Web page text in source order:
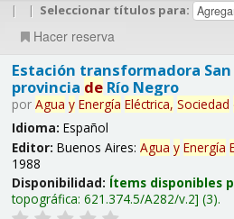
| | Seleccionar títulos para:
Hacer reserva
Estación transformadora
provincia deRío Negro
por Agua y Energía Eléctrica, Sociedad
Idioma: Español
Editor: Buenos Aires: Agua y Energía
1988
Disponibilidad: Ítems disponibles
topográfica: 621.374.5/A282/v.2 (3).